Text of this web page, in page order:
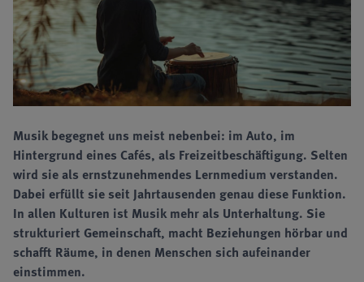
Musik begegnet uns meist nebenbei: im Auto, im
Hintergrund eines Cafés, als Freizeitbeschäftigung. Selten
wird sie als ernstzunehmendes Lernmedium verstanden.
Dabei erfüllt sie seit Jahrtausenden genau diese Funktion.
In allen Kulturen ist Musik mehr als Unterhaltung. Sie
strukturiert Gemeinschaft, macht Beziehungen hörbar und
schafft Räume, in denen Menschen sich aufeinander
einstimmen.